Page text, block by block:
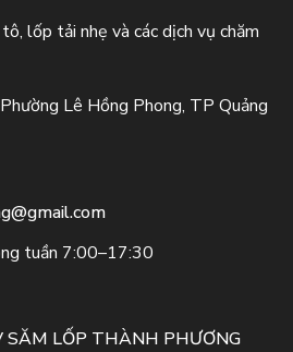
lốp tải nhẹ và các dịch vụ chăm
Lê Hồng Phong, TP Quảng
tuần 7:00–17:30
SĂM LỐP THÀNH PHƯƠNG